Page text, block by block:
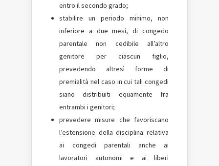
entro il secondo grado;
stabilire un periodo minimo, non
inferiore a due mesi, di congedo
parentale non cedibile all’altro
genitore per ciascun figlio,
prevedendo altresì forme di
premialità nel caso in cui tali congedi
siano distribuiti equamente fra
entrambi i genitori;
prevedere misure che favoriscano
l’estensione della disciplina relativa
ai congedi parentali anche ai
lavoratori autonomi e ai liberi